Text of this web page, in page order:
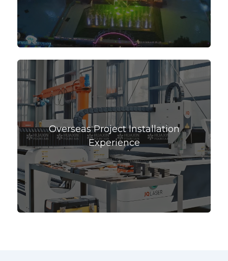
Overseas Project Installation
Experience